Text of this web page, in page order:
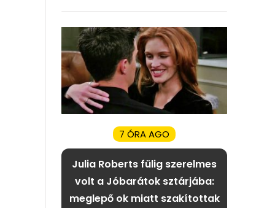
7 ÓRA AGO
Julia Roberts fülig szerelmes
volt a Jóbarátok sztárjába:
meglepő ok miatt szakítottak